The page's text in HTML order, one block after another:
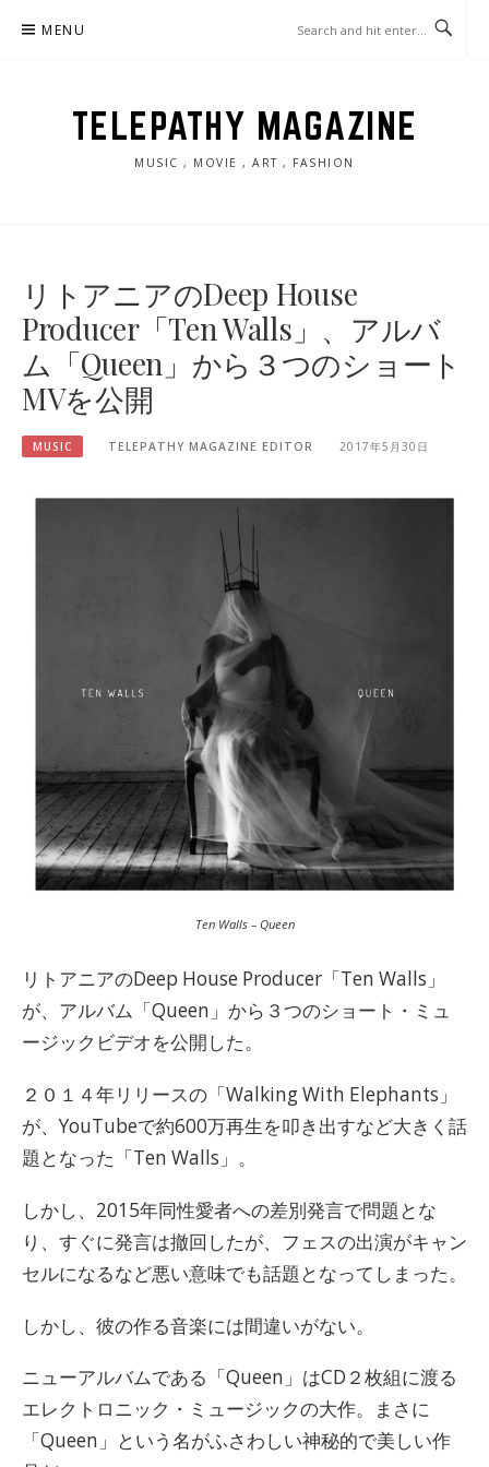
MENU
TELEPATHY MAGAZINE
MUSIC , MOVIE , ART , FASHION
リトアニアのDeep House
Producer「Ten Walls」、アルバ
ム「Queen」から３つのショート
MVを公開
MUSIC TELEPATHY MAGAZINE EDITOR 2017年5月30日
Ten Walls – Queen
リトアニアのDeep House Producer「Ten Walls」
が、アルバム「Queen」から３つのショート・ミュ
ージックビデオを公開した。
２０１４年リリースの「Walking With Elephants」
が、YouTubeで約600万再生を叩き出すなど大きく話
題となった「Ten Walls」。
しかし、2015年同性愛者への差別発言で問題とな
り、すぐに発言は撤回したが、フェスの出演がキャン
セルになるなど悪い意味でも話題となってしまった。
しかし、彼の作る音楽には間違いがない。
ニューアルバムである「Queen」はCD２枚組に渡る
エレクトロニック・ミュージックの大作。まさに
「Queen」という名がふさわしい神秘的で美しい作